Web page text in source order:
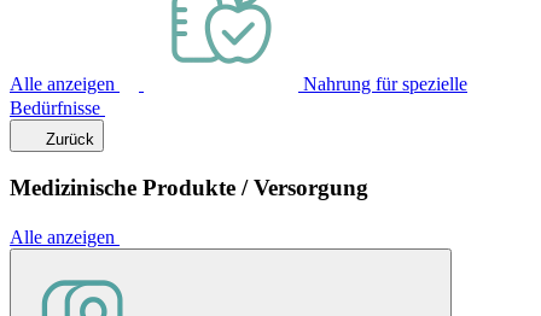
Alle anzeigen
Nahrung für spezielle
Bedürfnisse
Zurück
Medizinische Produkte / Versorgung
Alle anzeigen